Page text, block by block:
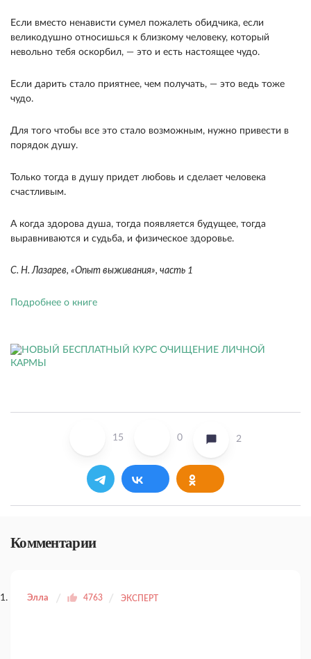
Если вместо ненависти сумел пожалеть обидчика, если
великодушно относишься к близко­му человеку, который
невольно тебя оскорбил, — это и есть настоящее чудо.
Если дарить стало прият­нее, чем получать, — это ведь тоже
чудо.
Для того чтобы все это стало возможным, нужно привести в
порядок душу.
Только тогда в душу придет любовь и сделает человека
счастливым.
А когда здорова душа, тогда появляется будущее, тогда
выравнива­ются и судьба, и физическое здоровье.
С. Н. Лазарев, «Опыт выживания», часть 1
Подробнее о книге
15 0 2
Комментарии
Элла 4763 ЭКСПЕРТ